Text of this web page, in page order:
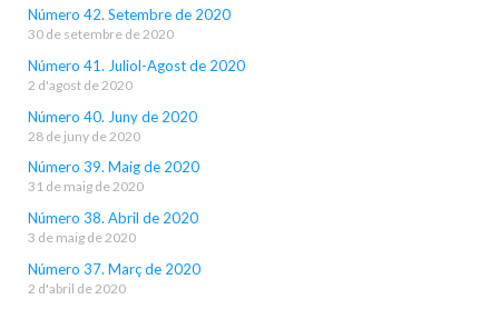
Número 42. Setembre de 2020
30 de setembre de 2020
Número 41. Juliol-Agost de 2020
2 d'agost de 2020
Número 40. Juny de 2020
28 de juny de 2020
Número 39. Maig de 2020
31 de maig de 2020
Número 38. Abril de 2020
3 de maig de 2020
Número 37. Març de 2020
2 d'abril de 2020